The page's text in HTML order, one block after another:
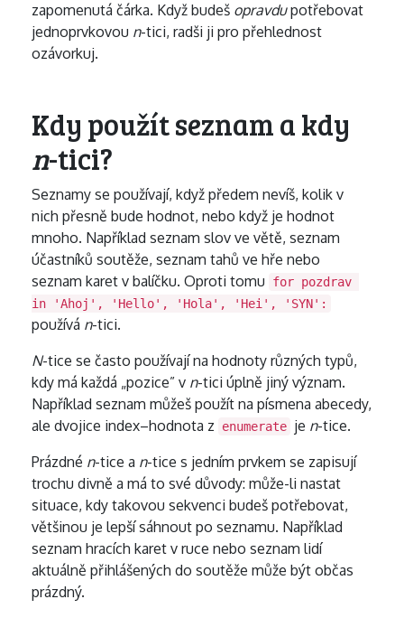
zapomenutá čárka. Když budeš opravdupotřebovat
jednoprvkovou n-tici, radši ji pro přehlednost
ozávorkuj.
Kdy použít seznam a kdy
n-tici?
Seznamy se používají, když předem nevíš, kolik v
nich přesně bude hodnot, nebo když je hodnot
mnoho. Například seznam slov ve větě, seznam
účastníků soutěže, seznam tahů ve hře nebo
seznam karet v balíčku. Oproti tomu
for pozdrav
in 'Ahoj', 'Hello', 'Hola', 'Hei', 'SYN':
používá n-tici.
N-tice se často používají na hodnoty různých typů,
kdy má každá „pozice” v n-tici úplně jiný význam.
Například seznam můžeš použít na písmena abecedy,
ale dvojice index–hodnota z
enumerate je n-tice.
Prázdné n-tice a n-tice s jedním prvkem se zapisují
trochu divně a má to své důvody: může-li nastat
situace, kdy takovou sekvenci budeš potřebovat,
většinou je lepší sáhnout po seznamu. Například
seznam hracích karet v ruce nebo seznam lidí
aktuálně přihlášených do soutěže může být občas
prázdný.